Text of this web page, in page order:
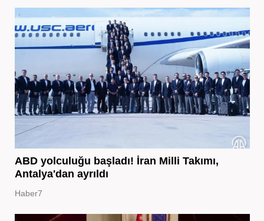
ABD yolculuğu başladı! İran Milli Takımı,
Antalya'dan ayrıldı
Haber7